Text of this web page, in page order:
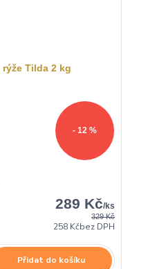
- 12 %
329 Kč
289 Kč/ks
258 Kčbez DPH
Přidat do košíku